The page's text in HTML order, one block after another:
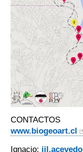
CONTACTOS
www.biogeoart.cl
Ignacio: